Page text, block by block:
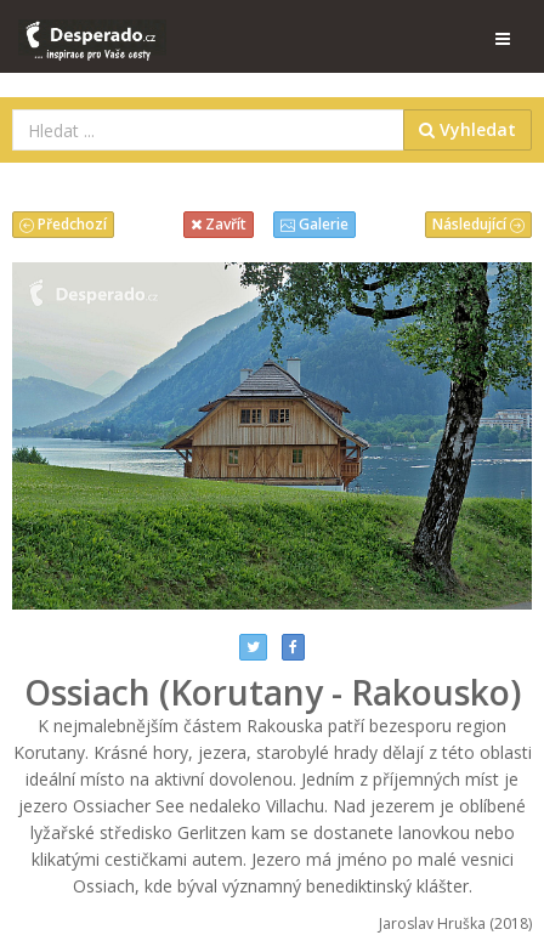
Vyhledat
Následující
Předchozí Zavřít Galerie
Ossiach (Korutany - Rakousko)
K nejmalebnějším částem Rakouska patří bezesporu region
Korutany. Krásné hory, jezera, starobylé hrady dělají z této oblasti
ideální místo na aktivní dovolenou. Jedním z příjemných míst je
jezero Ossiacher See nedaleko Villachu. Nad jezerem je oblíbené
lyžařské středisko Gerlitzen kam se dostanete lanovkou nebo
klikatými cestičkami autem. Jezero má jméno po malé vesnici
Ossiach, kde býval významný benediktinský klášter.
Jaroslav Hruška (2018)